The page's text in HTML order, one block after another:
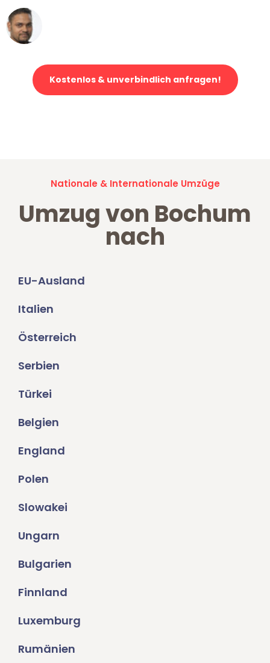
Kostenlos & unverbindlich anfragen!
Nationale & Internationale Umzüge
Umzug von Bochum
nach
EU-Ausland
Italien
Österreich
Serbien
Türkei
Belgien
England
Polen
Slowakei
Ungarn
Bulgarien
Finnland
Luxemburg
Rumänien